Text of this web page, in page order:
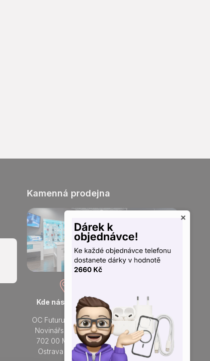
Kamenná prodejna
Kde nás najdete
OC Futurum Ostrava
Novinářská 3178/6
702 00 Moravská
Ostrava a Přívoz
Otevřeno každý den
Po - Ne:
9 - 21 hod.
Do prodejny
×